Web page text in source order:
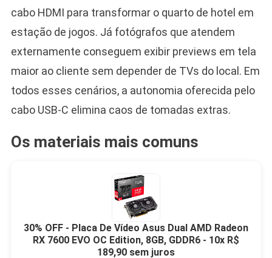
cabo HDMI para transformar o quarto de hotel em
estação de jogos. Já fotógrafos que atendem
externamente conseguem exibir previews em tela
maior ao cliente sem depender de TVs do local. Em
todos esses cenários, a autonomia oferecida pelo
cabo USB-C elimina caos de tomadas extras.
Os materiais mais comuns
30% OFF - Placa De Vídeo Asus Dual AMD Radeon
RX 7600 EVO OC Edition, 8GB, GDDR6 - 10x R$
189,90 sem juros